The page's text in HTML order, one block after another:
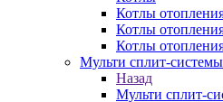
Котлы
Котлы
Котлы
Мульти сплит-системы
Назад
Мульти сплит-